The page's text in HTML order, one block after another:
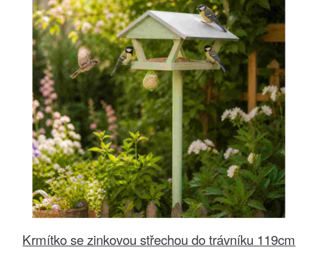
Krmítko se zinkovou střechou do trávníku 119cm